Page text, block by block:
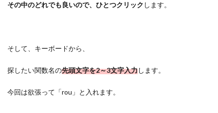
その中のどれでも良いので、ひとつクリック します。
そして、キーボードから、
探したい関数名の先頭文字を2～3文字入力します。
今回は欲張って「rou」と入れます。